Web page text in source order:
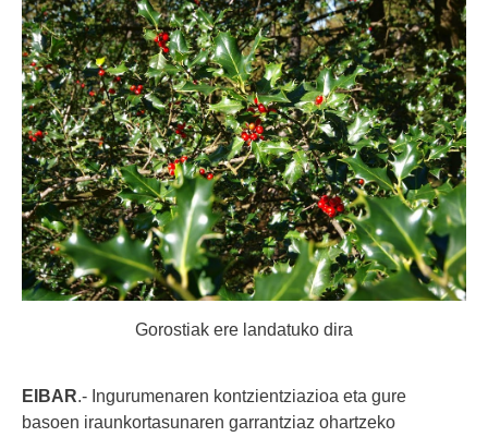
Gorostiak ere landatuko dira
EIBAR.- Ingurumenaren kontzientziazioa eta gure
basoen iraunkortasunaren garrantziaz ohartzeko